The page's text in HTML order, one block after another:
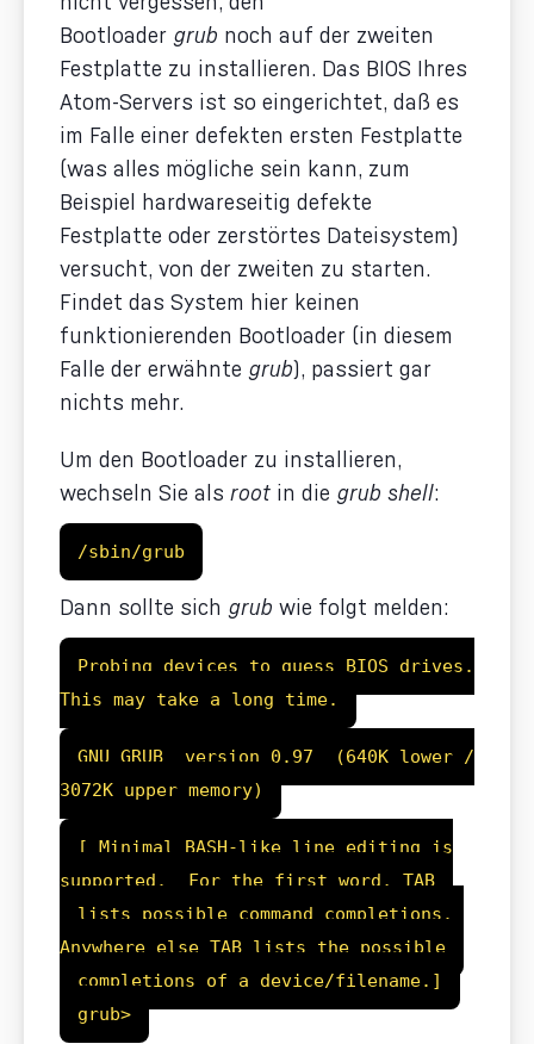
Bootloader grub noch auf der zweiten
Festplatte zu installieren. Das BIOS Ihres
Atom-Servers ist so eingerichtet, daß es
im Falle einer defekten ersten Festplatte
(was alles mögliche sein kann, zum
Beispiel hardwareseitig defekte
Festplatte oder zerstörtes Dateisystem)
versucht, von der zweiten zu starten.
Findet das System hier keinen
funktionierenden Bootloader (in diesem
Falle der erwähnte grub), passiert gar
nichts mehr.
Um den Bootloader zu installieren,
wechseln Sie als root in die grub shell:
/sbin/grub
Dann sollte sich grub wie folgt melden:
Probing devices to guess BIOS drives.
This may take a long time.
GNU GRUB version 0.97 (640K lower /
3072K upper memory)
[ Minimal BASH-like line editing is
supported. For the first word, TAB
lists possible command completions.
Anywhere else TAB lists the possible
completions of a device/filename.]
grub>